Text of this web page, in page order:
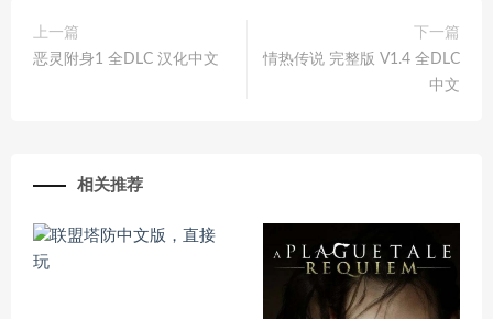
上一篇
恶灵附身1 全DLC 汉化中文
下一篇
情热传说 完整版 V1.4 全DLC
中文
相关推荐